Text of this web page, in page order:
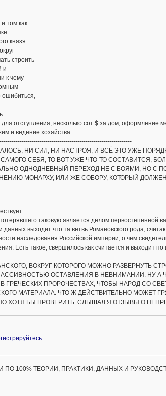
том как
князя
строить
и
к чему
ошибиться,
отступления, несколько сот $ за дом, оформление
и ведение хозяйства.
НИ СИЛ, НИ НАСТРОЯ, И ВСЁ ЭТО УЖЕ
СЕБЯ, ТО ВОТ УЖЕ ЧТО-ТО СОСТАВИТСЯ,
ОДНОДНЕВНЫЙ ПЕРЕХОД НЕ С БОЯМИ, НО С
МОНАРХУ, ИЛИ ЖЕ СОБОРУ, КОТОРЫЙ
таковую является делом первостепенной
выходит что та ветвь Романовского рода,
наследования Российской империи, о чем
Есть такое, свершилось как считается и выходит
ВОКРУГ КОТОРОГО МОЖНО РАЗВЕРНУТЬ
ОСТАВЛЕНИЯ В НЕВНИМАНИИ. НУ А
ПРОРОЧЕСТВАХ, ЧТОБЫ НАРОД СО
МАТЕРИАЛА. ЧТО Ж ДЕЙСТВИТЕЛЬНО МОЖЕТ
ХОТЯ БЫ ПРОВЕРИТЬ. СЛЫШАЛ Я ОТЗЫВЫ О
.
ПО 100% ТЕОРИИ, ПРАКТИКИ, ДАННЫХ И